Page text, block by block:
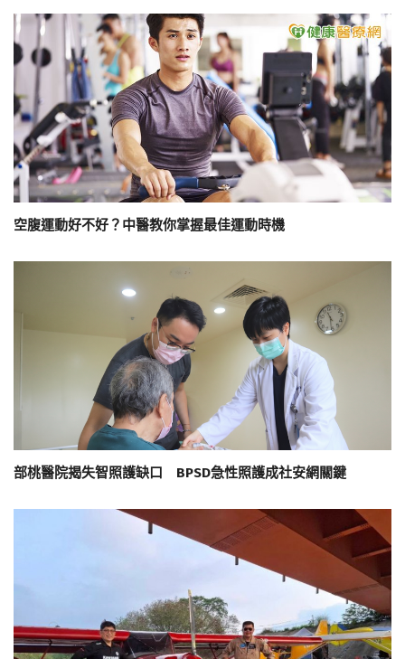
空腹運動好不好？中醫教你掌握最佳運動時機
部桃醫院揭失智照護缺口 BPSD急性照護成社安網關鍵